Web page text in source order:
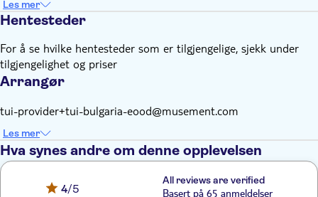
Les mer
Hentesteder
For å se hvilke hentesteder som er tilgjengelige, sjekk under
tilgjengelighet og priser
Arrangør
tui-provider+tui-bulgaria-eood@musement.com
Les mer
Hva synes andre om denne opplevelsen
4/5
All reviews are verified